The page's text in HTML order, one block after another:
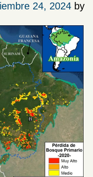
24, 2024 by